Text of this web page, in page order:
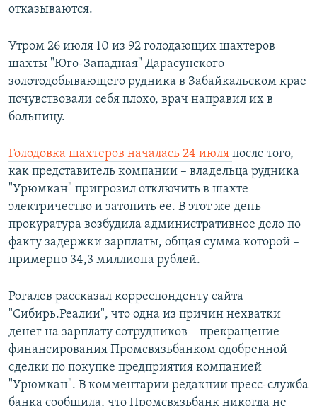
отказываются.
Утром 26 июля 10 из 92 голодающих шахтеров
шахты "Юго-Западная" Дарасунского
золотодобывающего рудника в Забайкальском крае
почувствовали себя плохо, врач направил их в
больницу.
Голодовка шахтеров началась 24 июля после того,
как представитель компании – владельца рудника
"Урюмкан" пригрозил отключить в шахте
электричество и затопить ее. В этот же день
прокуратура возбудила административное дело по
факту задержки зарплаты, общая сумма которой –
примерно 34,3 миллиона рублей.
Рогалев рассказал корреспонденту сайта
"Сибирь.Реалии", что одна из причин нехватки
денег на зарплату сотрудников – прекращение
финансирования Промсвязьбанком одобренной
сделки по покупке предприятия компанией
"Урюмкан". В комментарии редакции пресс-служба
банка сообщила, что Промсвязьбанк никогда не